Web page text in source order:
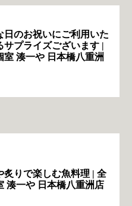
日のお祝いにご利用いた
サプライズございます |
室 湊一や 日本橋八重洲
炙りで楽しむ魚料理 | 全
湊一や 日本橋八重洲店